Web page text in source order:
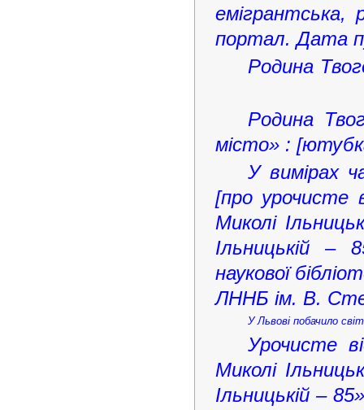
емігрантська,
портал. Дата
Родина
Родина
місто» :
У вимірах
[про урочисте
Миколі
Ільницькій –
наукової
ЛННБ ім. В.
У Львові побачило
Урочисте
Миколі
Ільницькій –